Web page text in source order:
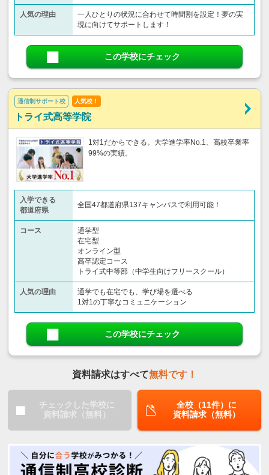
人気の理由
一人ひとりの状況に合わせて時間割を設定！夢の実
現に向けてサポートします！
この学校にチェック
通信制サポート校 人気校！
トライ式高等学院
1対1だからできる。大学進学率No.1、高校卒業率
99%の実績。
入学できる
都道府県
全国47都道府県137キャンパスで利用可能！
コース
通学型
在宅型
オンライン型
高卒認定コース
トライ式中等部（中学生向けフリースクール）​
人気の理由
通学でも在宅でも、学び場を選べる
1対1の丁寧なコミュニケーション
この学校にチェック
資料請求はすべて無料です！
チェックした学校に
資料請求（無料）
全校（11件）に
資料請求（無料）